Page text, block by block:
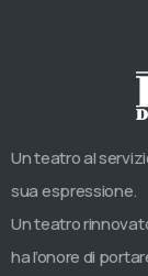
Un teatro al
sua espressione.
Un teatro
ha l’onore di